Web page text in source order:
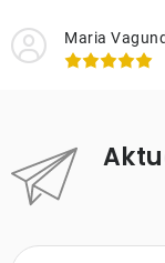
Maria